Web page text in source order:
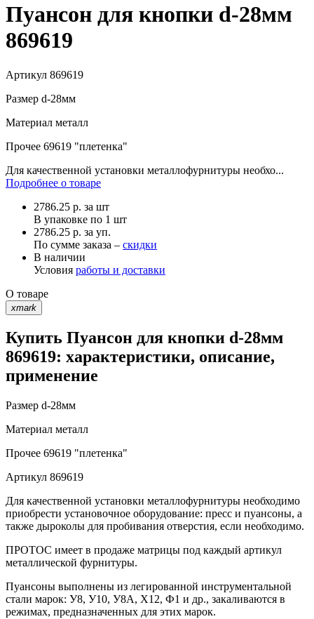
Пуансон для кнопки d-28мм
869619
Артикул 869619
Размер d-28мм
Материал металл
Прочее 69619 "плетенка"
Для качественной установки металлофурнитуры необхо...
Подробнее о товаре
2786.25 р. за шт
В упаковке по 1 шт
2786.25 р. за уп.
По сумме заказа – скидки
В наличии
Условия работы и доставки
О товаре
xmark
Купить Пуансон для кнопки d-28мм
869619: характеристики, описание,
применение
Размер d-28мм
Материал металл
Прочее 69619 "плетенка"
Артикул 869619
Для качественной установки металлофурнитуры необходимо
приобрести установочное оборудование: пресс и пуансоны, а
также дыроколы для пробивания отверстия, если необходимо.
ПРОТОС имеет в продаже матрицы под каждый артикул
металлической фурнитуры.
Пуансоны выполнены из легированной инструментальной
стали марок: У8, У10, У8А, Х12, Ф1 и др., закаливаются в
режимах, предназначенных для этих марок.